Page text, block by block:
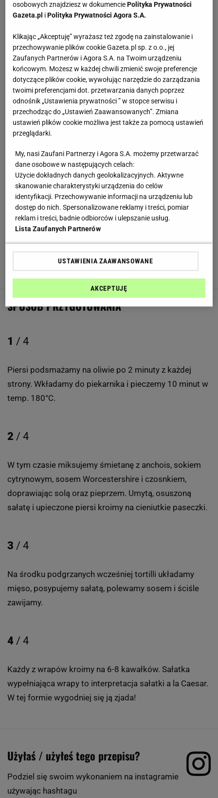
Kanapki
SKŁADNIKI (4 porcje)
Pierś z kurczaka- 2
Oliwa- 2 łyżki
Śmietana 12 proc.- 8 łyżek
Sok cytrynowy- z 1 cytryny
Sos worcestershire- łyżka
Czosnek- ząbek
Sól- do smaku
Pieprz czarny mielony- do smaku
Sałata- 4 liście rzymskiej
Tortilla pszenna- 4
SPOSÓB PRZYGOTOWANIA
1 / 4
Piersi podsmażamy na oliwie po 2 minuty z każdej
strony. Wkładamy do piekarnika i pieczemy 10 minut w
temp. 180°C.
2 / 4
W tym czasie miksujemy śmietanę z anchois, sokiem
cytrynowym, sosem Worcestershire i czosnkiem,
doprawiając solą oraz pieprzem. Umytą, osuszoną
sałatę i upieczone piersi kroimy na cieniutkie paseczki.
3 / 4
Na środku podgrzanych wcześniej tortilli układamy
mięso, posypujemy sałatą, polewamy sosem i ściśle
zawijamy.
4 / 4
Każdy z wrapów kroimy na 6-8 kawałków. Sałatka
wypełniająca wrapy to interpretacja sałatki a la Caesar.
W tej formie wygodniej się ją zjada!
Użyłaś / użyłeś tego przepisu?
Podziel się swoim wykonaniem na instagramie
używając hashtagu
osobowych znajdziesz w dokumencie Polityka Prywatności
Gazeta.pl i Polityka Prywatności Agora S.A.
Klikając „Akceptuję” wyrażasz też zgodę na zainstalowanie i
przechowywanie plików cookie Gazeta.pl sp. z o.o., jej
Zaufanych Partnerów i Agora S.A. na Twoim urządzeniu
końcowym. Możesz w każdej chwili zmienić swoje preferencje
dotyczące plików cookie, wywołując narzędzie do zarządzania
twoimi preferencjami dot. przetwarzania danych poprzez
odnośnik „Ustawienia prywatności ” w stopce serwisu i
przechodząc do „Ustawień Zaawansowanych”. Zmiana
ustawień plików cookie możliwa jest także za pomocą ustawień
przeglądarki.
My, nasi Zaufani Partnerzy i Agora S.A. możemy przetwarzać
dane osobowe w następujących celach:
Użycie dokładnych danych geolokalizacyjnych. Aktywne
skanowanie charakterystyki urządzenia do celów
identyfikacji. Przechowywanie informacji na urządzeniu lub
dostęp do nich. Spersonalizowane reklamy i treści, pomiar
reklam i treści, badnie odbiorców i ulepszanie usług.
Lista Zaufanych Partnerów
USTAWIENIA ZAAWANSOWANE
AKCEPTUJĘ